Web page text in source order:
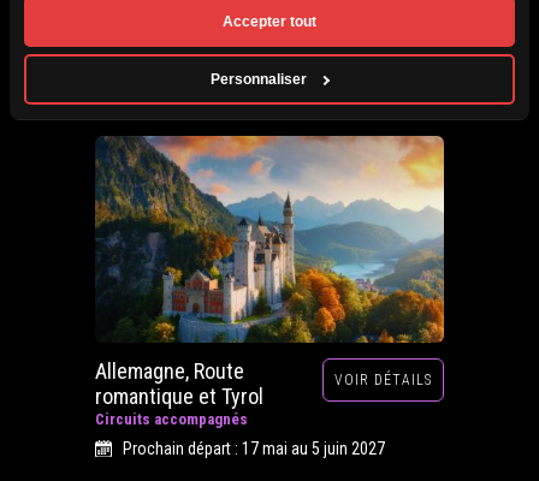
Accepter tout
Personnaliser
Allemagne, Route
romantique et Tyrol
Circuits accompagnés
VOIR DÉTAILS
Prochain départ : 17 mai au 5 juin 2027